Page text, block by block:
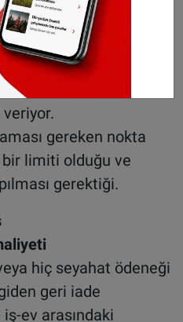
bu yıl vergiden
yerine STAP Budget
1000 euro kadar
gereken nokta
limiti olduğu ve
gerektiği.
hiç seyahat ödeneği
geri iade
ev arasındaki